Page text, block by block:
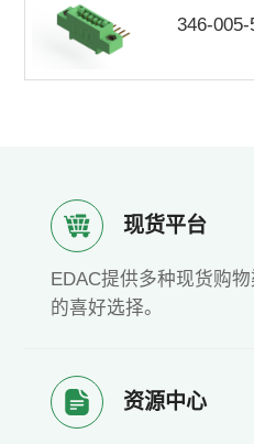
346-
现货平台
EDAC提供多种现货购
的喜好选择。
资源中心